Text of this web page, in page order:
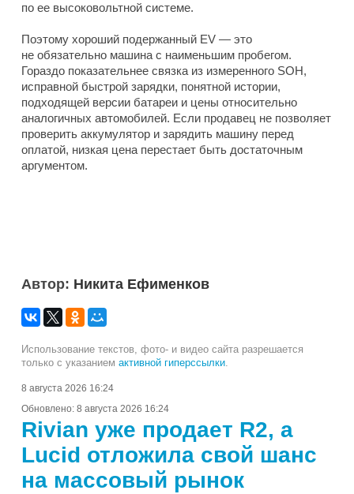
по ее высоковольтной системе.
Поэтому хороший подержанный EV — это
не обязательно машина с наименьшим пробегом.
Гораздо показательнее связка из измеренного SOH,
исправной быстрой зарядки, понятной истории,
подходящей версии батареи и цены относительно
аналогичных автомобилей. Если продавец не позволяет
проверить аккумулятор и зарядить машину перед
оплатой, низкая цена перестает быть достаточным
аргументом.
Автор: Никита Ефименков
Использование текстов, фото- и видео сайта разрешается
только с указанием активной гиперссылки.
8 августа 2026 16:24
Обновлено: 8 августа 2026 16:24
Rivian уже продает R2, а
Lucid отложила свой шанс
на массовый рынок